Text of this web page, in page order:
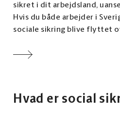
sikret i dit arbejdsland,
Hvis du både arbejder i
sociale sikring blive flyttet
Hvad er social